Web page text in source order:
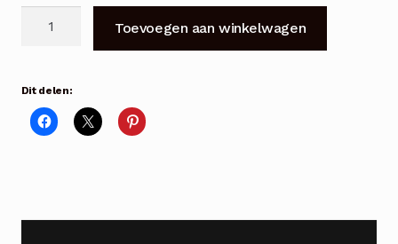
Sjabloon
aantal
Toevoegen aan winkelwagen
Dit delen: